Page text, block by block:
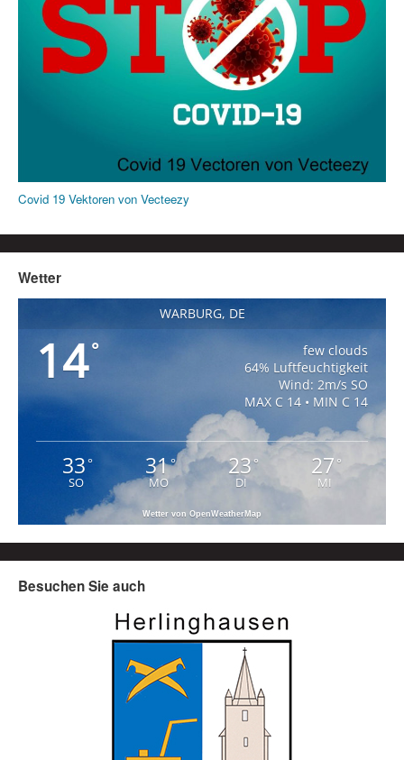
Covid 19 Vektoren von Vecteezy
Wetter
WARBURG, DE
14°
few clouds
64% Luftfeuchtigkeit
Wind: 2m/s SO
MAX C 14 • MIN C 14
33°
SO
31°
MO
23°
DI
27 °
MI
Wetter von OpenWeatherMap
Besuchen Sie auch